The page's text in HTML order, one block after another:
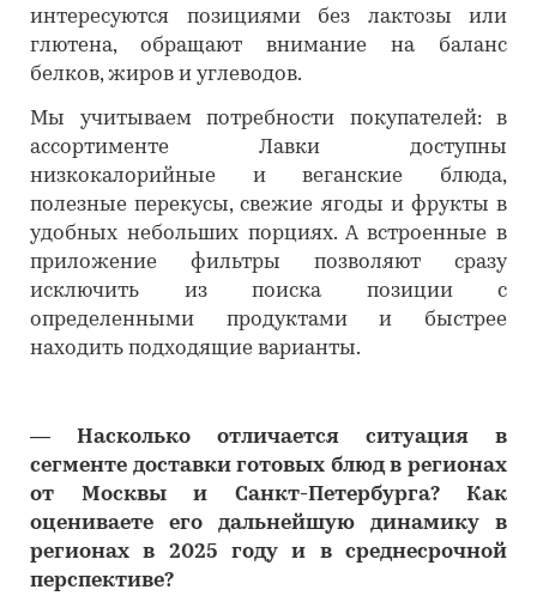
интересуются позициями без лактозы или
глютена, обращают внимание на баланс
белков, жиров и углеводов.
Мы учитываем потребности покупателей: в
ассортименте Лавки доступны
низкокалорийные и веганские блюда,
полезные перекусы, свежие ягоды и фрукты в
удобных небольших порциях. А встроенные в
приложение фильтры позволяют сразу
исключить из поиска позиции с
определенными продуктами и быстрее
находить подходящие варианты.
―
Насколько отличается ситуация в
сегменте доставки готовых блюд в регионах
от Москвы и Санкт-Петербурга? Как
оцениваете его дальнейшую динамику в
регионах в 2025 году и в среднесрочной
перспективе?